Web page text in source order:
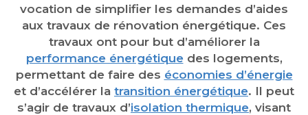
vocation de simplifier les demandes d’aides
aux travaux de rénovation énergétique. Ces
travaux ont pour but d’améliorer la
performance énergétiquedes logements,
permettant de faire des économies d’énergie
et d’accélérer la transition énergétique. Il peut
s’agir de travaux d’isolation thermique, visant